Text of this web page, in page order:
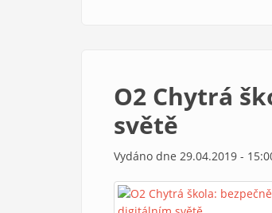
O2 Chytrá
světě
Vydáno dne 29.04.2019 -